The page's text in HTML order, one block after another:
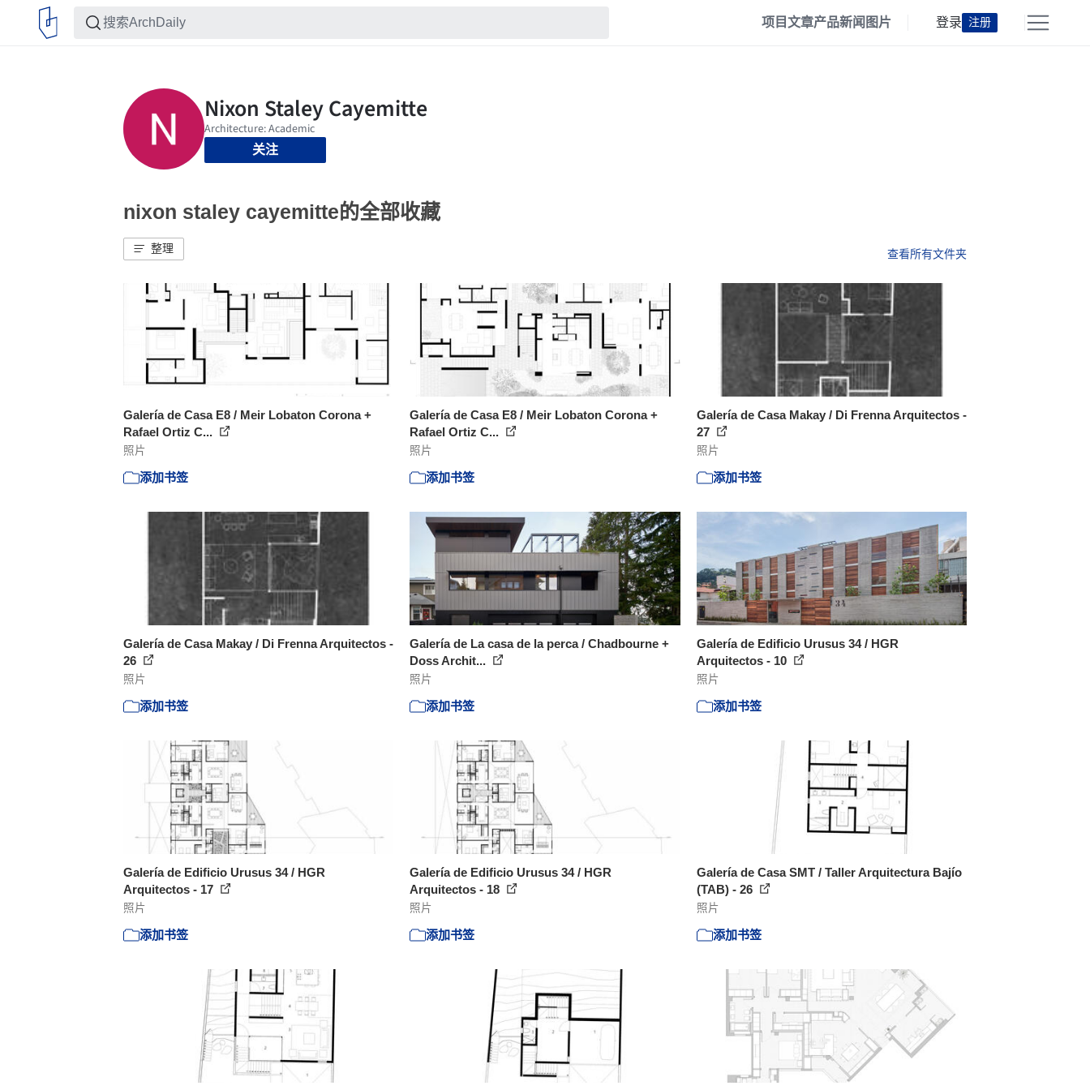
项目文章产品新闻 图片 登录 注册
关注
nixon staley cayemitte的全部收藏
整理 查看所有文件夹
Galería de Casa E8 / Meir Lobaton Corona +
Rafael Ortiz C...
照片
添加书签
Galería de Casa E8 / Meir Lobaton Corona +
Rafael Ortiz C...
照片
添加书签
Galería de Casa Makay / Di Frenna Arquitectos -
27
照片
添加书签
Galería de Casa Makay / Di Frenna Arquitectos -
26
照片
添加书签
Galería de La casa de la perca / Chadbourne +
Doss Archit...
照片
添加书签
Galería de Edificio Urusus 34 / HGR
Arquitectos - 10
照片
添加书签
Galería de Edificio Urusus 34 / HGR
Arquitectos - 17
照片
添加书签
Galería de Edificio Urusus 34 / HGR
Arquitectos - 18
照片
添加书签
Galería de Casa SMT / Taller Arquitectura Bajío
(TAB) - 26
照片
添加书签